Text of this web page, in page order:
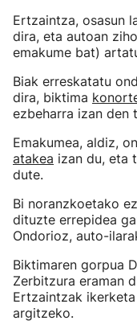
Ertzaintza, osasun
dira, eta autoan
emakume bat)
Biak erreskatatu
dira, biktima
ezbeharra izan den
Emakumea, aldiz,
atakea izan du, eta
dute.
Bi noranzkoetako
dituzte errepidea
Ondorioz, auto-
Biktimaren gorpua
Zerbitzura eraman
Ertzaintzak
argitzeko.